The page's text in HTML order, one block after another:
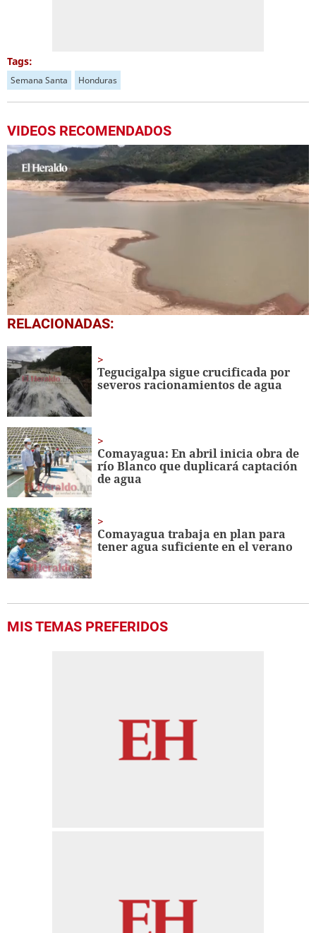
Tags:
Semana Santa Honduras
VIDEOS RECOMENDADOS
0
seconds
48
seconds
RELACIONADAS:
Tegucigalpa sigue crucificada por
severos racionamientos de agua
Comayagua: En abril inicia obra de
río Blanco que duplicará captación
de agua
Comayagua trabaja en plan para
tener agua suficiente en el verano
MIS TEMAS PREFERIDOS